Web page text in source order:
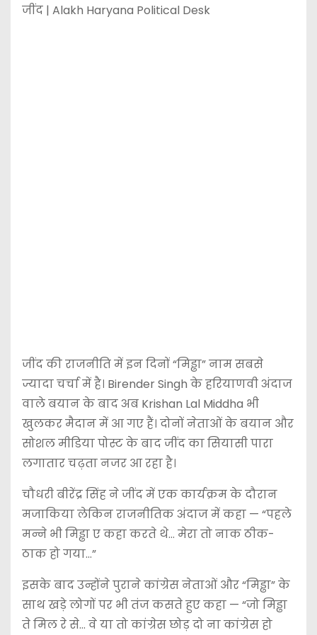
जींद | Alakh Haryana Political Desk
जींद की राजनीति में इन दिनों “मिड्ढा” नाम सबसे
ज्यादा चर्चा में है। Birender Singh के हरियाणवी अंदाज
वाले बयान के बाद अब Krishan Lal Middha भी
खुलकर मैदान में आ गए हैं। दोनों नेताओं के बयान और
सोशल मीडिया पोस्ट के बाद जींद का सियासी पारा
लगातार चढ़ता नजर आ रहा है।
चौधरी बीरेंद्र सिंह ने जींद में एक कार्यक्रम के दौरान
मजाकिया लेकिन राजनीतिक अंदाज में कहा — “पहले
मन्ने भी मिड्ढा ए कहा करते थे… मेरा तो नाक ठीक-
ठाक हो गया…”
इसके बाद उन्होंने पुराने कांग्रेस नेताओं और “मिड्ढा” के
साथ खड़े लोगों पर भी तंज कसते हुए कहा — “जो मिड्ढा
ते मिल रे से… वे या तो कांग्रेस छोड़ दो ना कांग्रेस हो